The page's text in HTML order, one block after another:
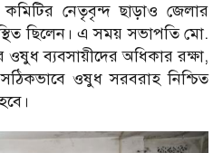
কমিটির নেতৃবৃন্দ ছাড়াও জেলার
ছিলেন। এ সময় সভাপতি মো.
ব্যবসায়ীদের অধিকার রক্ষা,
ওষুধ সরবরাহ নিশ্চিত